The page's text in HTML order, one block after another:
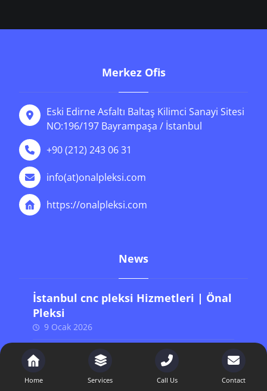
Merkez Ofis
Eski Edirne Asfaltı Baltaş Kilimci Sanayi Sitesi
NO:196/197 Bayrampaşa / İstanbul
+90 (212) 243 06 31
info(at)onalpleksi.com
https://onalpleksi.com
News
İstanbul cnc pleksi Hizmetleri | Önal
Pleksi
9 Ocak 2026
İstanbul 5 mm pleksi fiyat
Hizmetleri | Önal Pleksi
9 Ocak 2026
Home Services Call Us Contact